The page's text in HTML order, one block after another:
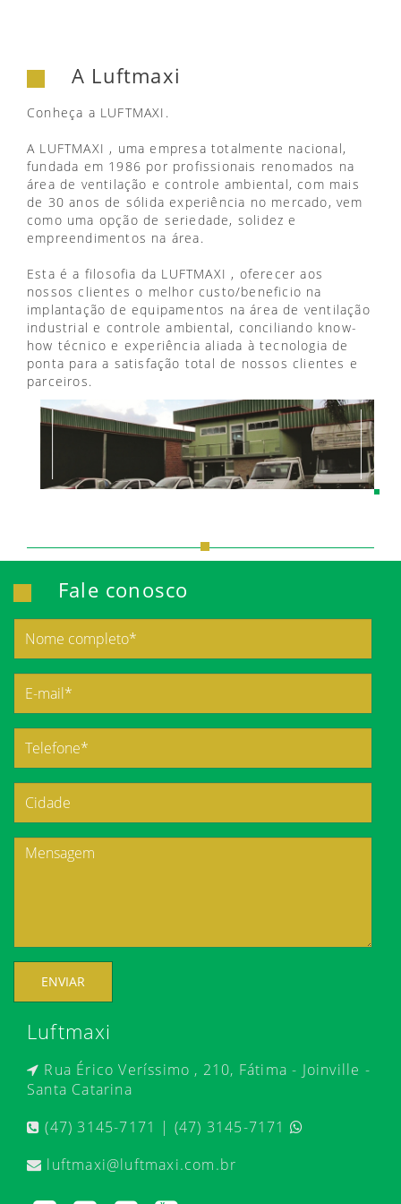
A Luftmaxi
Conheça a LUFTMAXI.
A LUFTMAXI , uma empresa totalmente nacional,
fundada em 1986 por profissionais renomados na
área de ventilação e controle ambiental, com mais
de 30 anos de sólida experiência no mercado, vem
como uma opção de seriedade, solidez e
empreendimentos na área.
Esta é a filosofia da LUFTMAXI , oferecer aos
nossos clientes o melhor custo/beneficio na
implantação de equipamentos na área de ventilação
industrial e controle ambiental, conciliando know-
how técnico e experiência aliada à tecnologia de
ponta para a satisfação total de nossos clientes e
parceiros.
Fale conosco
ENVIAR
Luftmaxi
Rua Érico Veríssimo , 210, Fátima - Joinville -
Santa Catarina
(47) 3145-7171 | (47) 3145-7171
luftmaxi@luftmaxi.com.br